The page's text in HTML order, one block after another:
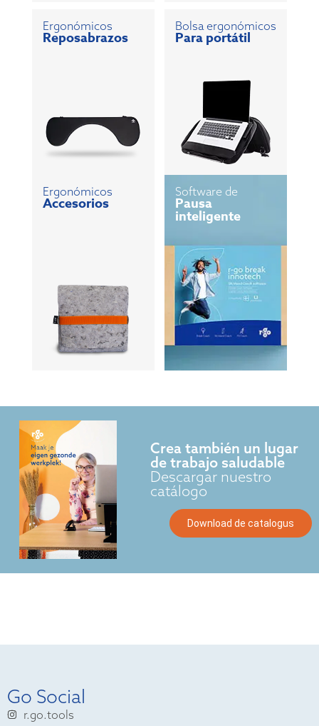
Ergonómicos
Reposabrazos
Bolsa ergonómicos
Para portátil
Ergonómicos
Accesorios
Software de
Pausa
inteligente
Crea también un lugar
de trabajo saludable
Descargar nuestro
catálogo
Download de catalogus
Go Social
r.go.tools